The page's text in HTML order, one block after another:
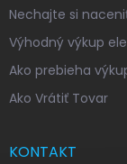
Nechajte si
Výhodný výkup
Ako prebieha
Ako Vrátiť Tovar
KONTAKT